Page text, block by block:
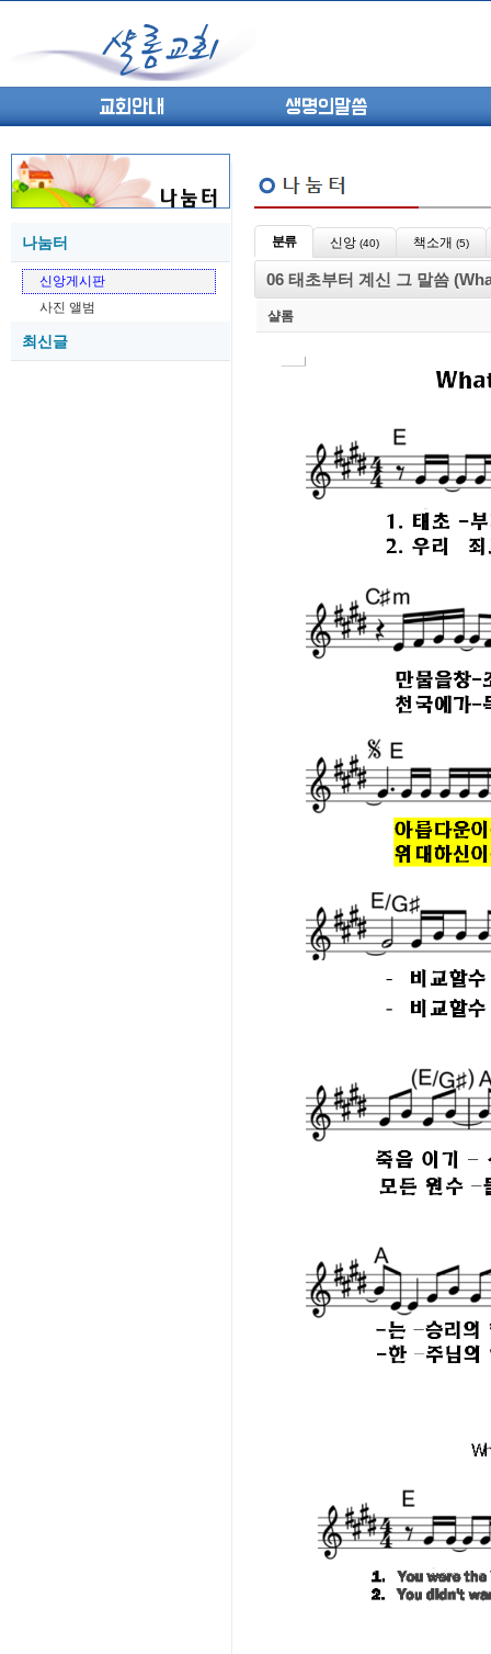
교회안내 생명의말씀
나눔터
신앙게시판
사진 앨범
최신글
05-27 (고린도전서13) 고전8:1-13 ...
05-26 (고린도전서12) 고전7:23-40 ...
05-21 (고린도전서11) 고전6:9-20 ...
(고린도전서9) 고전5:1-13 ...
분류 신앙 (40) 책소개 (5)
06 태초부터 계신 그 말씀
샬롬